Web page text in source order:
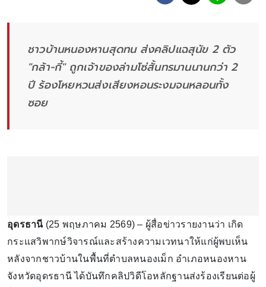
ชาวบ้านหนองหานสุดทน ส่งคลิปแฉสุนัข 2 ตัว
"กล้า-กี้" ถูกเจ้าของล่ามโซ่สั้นทรมานนานกว่า 2
ปี ร้องโหยหวนส่งเสียงหอนระงมจนหลอนทั้ง
ซอย
อุดรธานี(25 พฤษภาคม 2569) – ผู้สื่อข่าวรายงานว่า เกิด
กระแสวิพากษ์วิจารณ์และสร้างความเวทนาให้แก่ผู้พบเห็น
หลังจากชาวบ้านในพื้นที่ตำบลหนองเม็ก อำเภอหนองหาน
จังหวัดอุดรธานี ได้บันทึกคลิปวิดีโอหลักฐานส่งร้องเรียนต่อผู้